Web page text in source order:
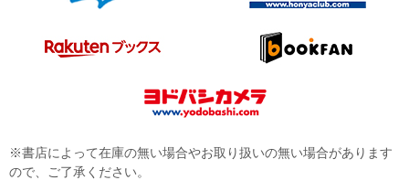
※書店によって在庫の無い場合やお取り扱いの無い場合があります
ので、ご了承ください。